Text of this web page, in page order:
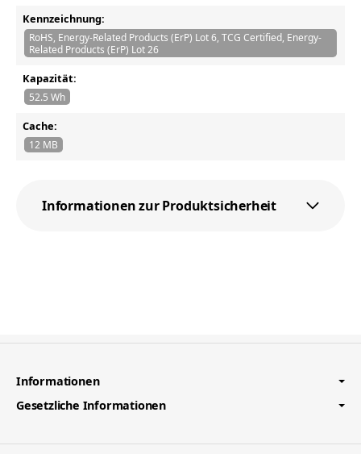
Kennzeichnung:
RoHS, Energy-Related Products (ErP) Lot 6, TCG Certified, Energy-
Related Products (ErP) Lot 26
Kapazität:
52.5 Wh
Cache:
12 MB
Informationen zur Produktsicherheit
Informationen
Gesetzliche Informationen